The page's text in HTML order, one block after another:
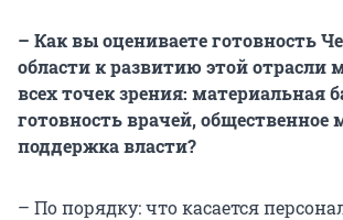
– Как вы оцениваете готовность
области к развитию этой отрасли
всех точек зрения: материальная
готовность врачей, общественное
поддержка власти?
– По порядку: что касается